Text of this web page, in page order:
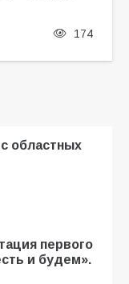
174
областных
первого
и будем».